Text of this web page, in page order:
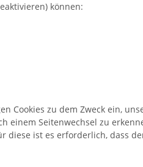
können:
Cookies zu dem Zweck ein,
einem Seitenwechsel zu
diese ist es erforderlich, dass